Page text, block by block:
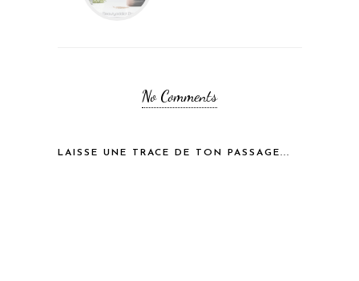
No Comments
LAISSE UNE TRACE DE TON PASSAGE...